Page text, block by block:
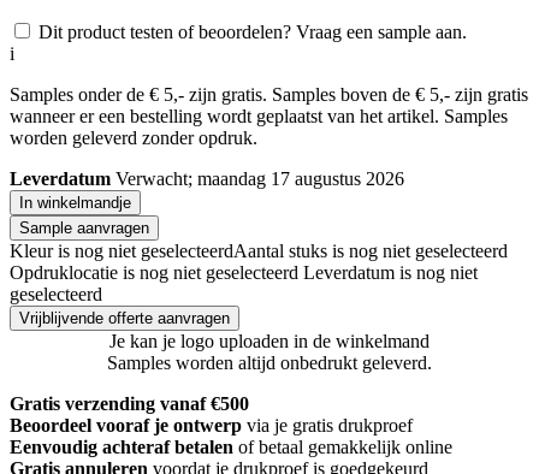
Dit product testen of beoordelen? Vraag een sample aan.
i
Samples onder de € 5,- zijn gratis. Samples boven de € 5,- zijn gratis
wanneer er een bestelling wordt geplaatst van het artikel. Samples
worden geleverd zonder opdruk.
Leverdatum Verwacht; maandag 17 augustus 2026
In winkelmandje
Sample aanvragen
Kleur is nog niet geselecteerdAantal stuks is nog niet geselecteerd
Opdruklocatie is nog niet geselecteerd Leverdatum is nog niet
geselecteerd
Vrijblijvende offerte aanvragen
Je kan je logo uploaden in de winkelmand
Samples worden altijd onbedrukt geleverd.
Gratis verzending vanaf €500
Beoordeel vooraf je ontwerp via je gratis drukproef
Eenvoudig achteraf betalen of betaal gemakkelijk online
Gratis annuleren voordat je drukproef is goedgekeurd